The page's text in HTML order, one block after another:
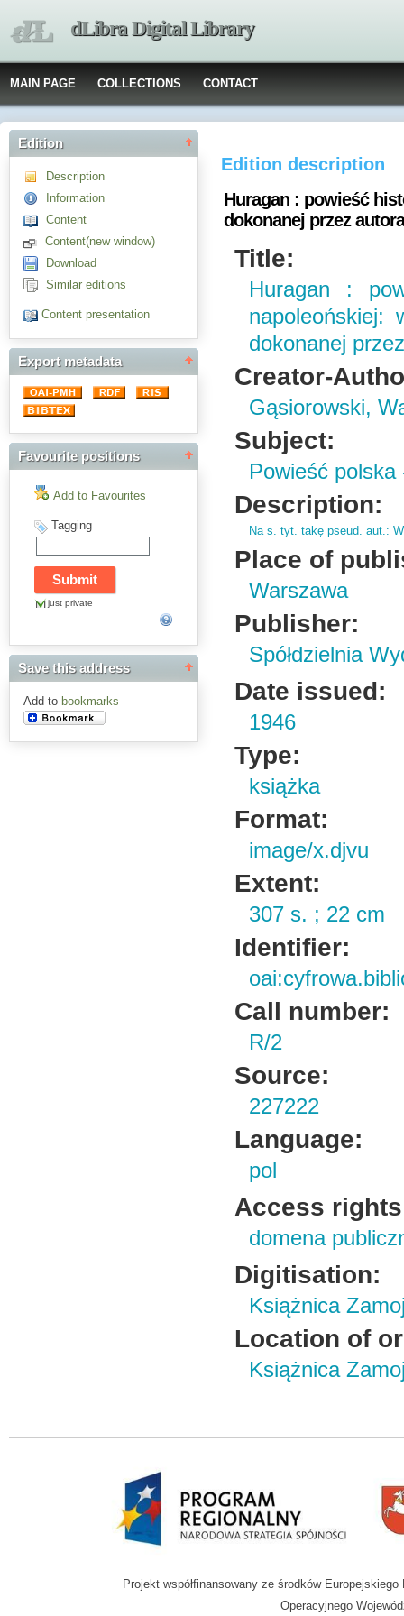
dLibra Digital Library
MAIN PAGE COLLECTIONS CONTACT
Edition
Description
Information
Content
Content(new window)
Download
Similar editions
Content presentation
Export metadata
Favourite positions
Add to Favourites
Tagging
just private
Save this address
Add to bookmarks
Edition description
Huragan : powieść
dokonanej przez
Title:
Huragan :
napoleońskiej:
dokonanej
Creator-
Gąsiorowski,
Subject:
Powieść polska
Description:
Na s. tyt. takę pseud. aut.:
Place of
Warszawa
Publisher:
Spółdzielnia
Date issued:
1946
Type:
książka
Format:
image/x.djvu
Extent:
307 s. ; 22 cm
Identifier:
Call number:
R/2
Source:
227222
Language:
pol
Access
domena
Digitisation:
Książnica
Location of
Książnica
Projekt współfinansowany ze środków
Operacyjnego